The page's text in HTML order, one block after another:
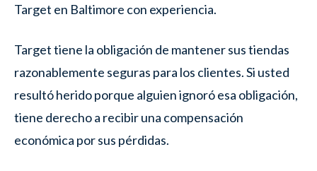
Target en Baltimore con experiencia.
Target tiene la obligación de mantener sus tiendas
razonablemente seguras para los clientes. Si usted
resultó herido porque alguien ignoró esa obligación,
tiene derecho a recibir una compensación
económica por sus pérdidas.